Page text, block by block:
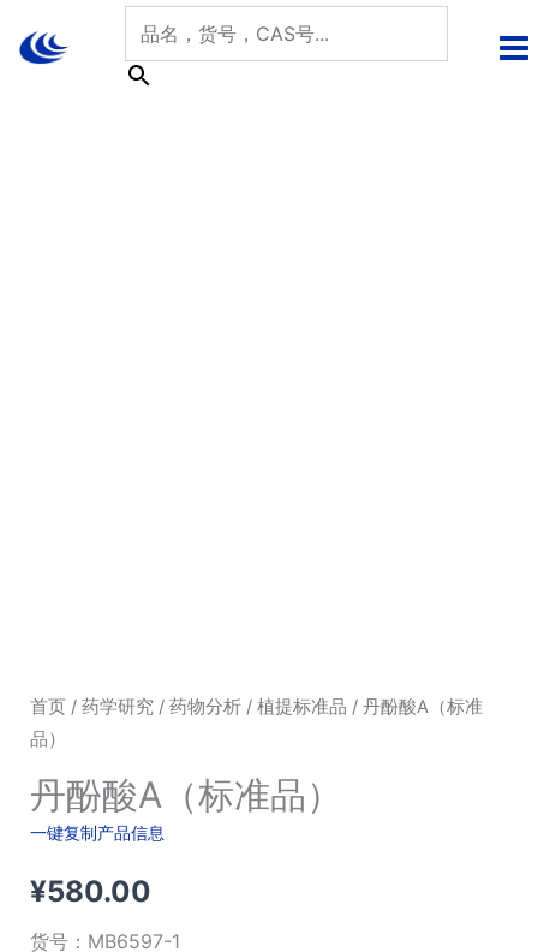
首页/ 药学研究/ 药物分析/ 植提标准品 / 丹酚酸A（标准
品）
丹酚酸A（标准品）
一键复制产品信息
¥580.00
货号： MB6597-1